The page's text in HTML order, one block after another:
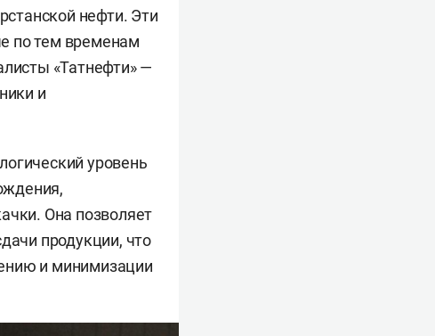
нефти. Эти
по тем временам
«Татнефти» —
и
уровень
Она позволяет
продукции, что
и минимизации